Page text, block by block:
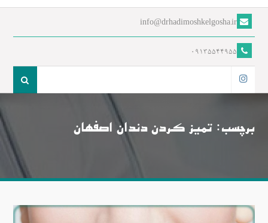
info@drhadimoshkelgosha.ir
09135544955
برچسب: تمیز کردن دندان اصفهان